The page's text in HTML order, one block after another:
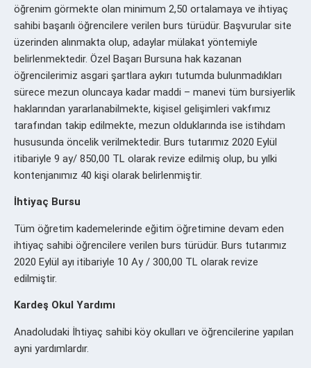
öğrenim görmekte olan minimum 2,50 ortalamaya ve ihtiyaç
sahibi başarılı öğrencilere verilen burs türüdür. Başvurular site
üzerinden alınmakta olup, adaylar mülakat yöntemiyle
belirlenmektedir. Özel Başarı Bursuna hak kazanan
öğrencilerimiz asgari şartlara aykırı tutumda bulunmadıkları
sürece mezun oluncaya kadar maddi – manevi tüm bursiyerlik
haklarından yararlanabilmekte, kişisel gelişimleri vakfımız
tarafından takip edilmekte, mezun olduklarında ise istihdam
hususunda öncelik verilmektedir. Burs tutarımız 2020 Eylül
itibariyle 9 ay/ 850,00 TL olarak revize edilmiş olup, bu yılki
kontenjanımız 40 kişi olarak belirlenmiştir.
İhtiyaç Bursu
Tüm öğretim kademelerinde eğitim öğretimine devam eden
ihtiyaç sahibi öğrencilere verilen burs türüdür. Burs tutarımız
2020 Eylül ayı itibariyle 10 Ay / 300,00 TL olarak revize
edilmiştir.
Kardeş Okul Yardımı
Anadoludaki İhtiyaç sahibi köy okulları ve öğrencilerine yapılan
ayni yardımlardır.